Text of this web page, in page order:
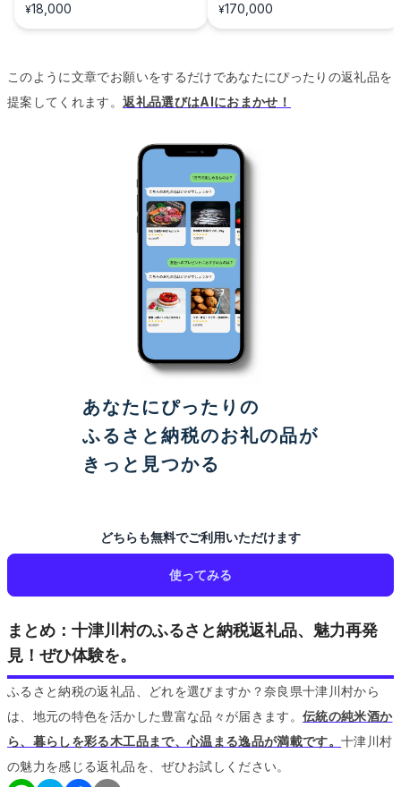
¥18,000 ¥170,000
このように文章でお願いをするだけであなたにぴったりの返礼品を
提案してくれます。返礼品選びはAIにおまかせ！
あなたにぴったりの
ふるさと納税のお礼の品が
きっと見つかる
どちらも無料でご利用いただけます
使ってみる
まとめ：十津川村のふるさと納税返礼品、魅力再発
見！ぜひ体験を。
ふるさと納税の返礼品、どれを選びますか？奈良県十津川村から
は、地元の特色を活かした豊富な品々が届きます。伝統の純米酒か
ら、暮らしを彩る木工品まで、心温まる逸品が満載です。十津川村
の魅力を感じる返礼品を、ぜひお試しください。